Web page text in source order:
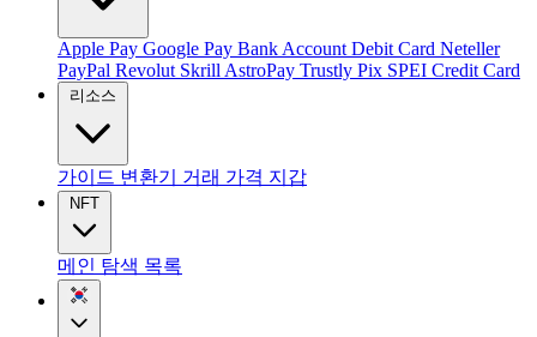
Apple Pay Google Pay Bank Account Debit Card Neteller
PayPal Revolut Skrill AstroPay Trustly Pix SPEI Credit Card
리소스
가이드 변환기 거래 가격 지갑
NFT
메인 탐색 목록